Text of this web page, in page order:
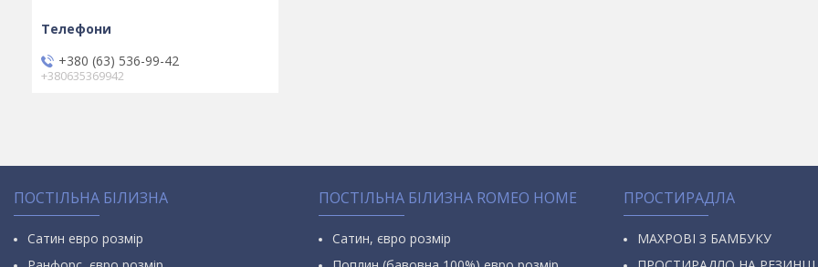
+380 (63) 536-99-42
+380635369942
ПОСТІЛЬНА БІЛИЗНА
Сатин евро розмір
ПОСТІЛЬНА БІЛИЗНА ROMEO HOME
Сатин, євро розмір
ПРОСТИРАДЛА
МАХРОВІ З БАМБУКУ